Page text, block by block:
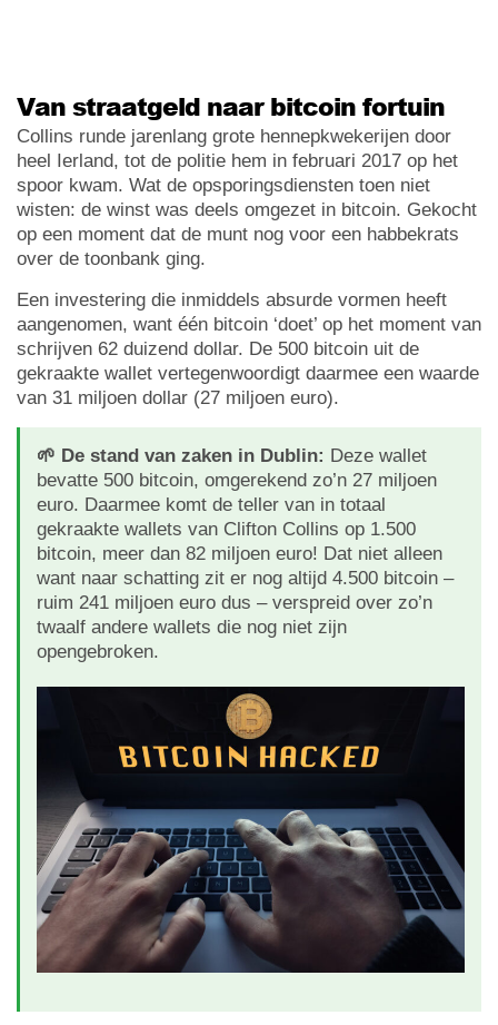
Van straatgeld naar bitcoin fortuin
Collins runde jarenlang grote hennepkwekerijen door
heel Ierland, tot de politie hem in februari 2017 op het
spoor kwam. Wat de opsporingsdiensten toen niet
wisten: de winst was deels omgezet in bitcoin. Gekocht
op een moment dat de munt nog voor een habbekrats
over de toonbank ging.
Een investering die inmiddels absurde vormen heeft
aangenomen, want één bitcoin ‘doet’ op het moment van
schrijven 62 duizend dollar. De 500 bitcoin uit de
gekraakte wallet vertegenwoordigt daarmee een waarde
van 31 miljoen dollar (27 miljoen euro).
🌱 De stand van zaken in Dublin: Deze wallet
bevatte 500 bitcoin, omgerekend zo’n 27 miljoen
euro. Daarmee komt de teller van in totaal
gekraakte wallets van Clifton Collins op 1.500
bitcoin, meer dan 82 miljoen euro! Dat niet alleen
want naar schatting zit er nog altijd 4.500 bitcoin –
ruim 241 miljoen euro dus – verspreid over zo’n
twaalf andere wallets die nog niet zijn
opengebroken.